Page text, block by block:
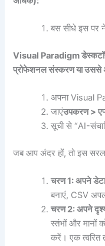
बस सीधे इस पर
Visual Paradigm
प्रोफेशनल संस्करण या उससे
अपना Visual
जाएंउपकरण >
सूची से “AI-
जब आप अंदर हों, तो इस सरल
चरण 1: अपने
बनाएं, CSV
चरण 2: अपने
स्तंभों और मानों
करें। एक त्वरित